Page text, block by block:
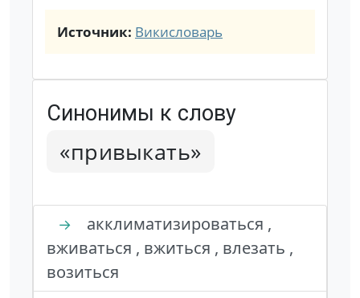
Источник: Викисловарь
Синонимы к слову
«привыкать»
→
акклиматизироваться ,
вживаться , вжиться , влезать ,
возиться